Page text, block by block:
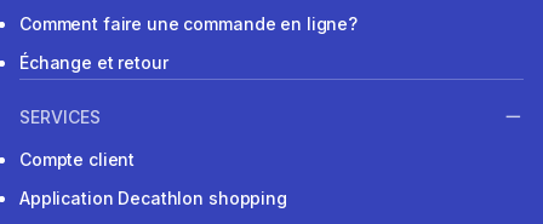
Comment faire une commande en ligne?
Échange et retour
SERVICES
Compte client
Application Decathlon shopping